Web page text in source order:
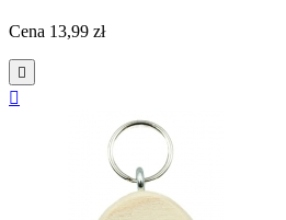
Cena 13,99 zł

